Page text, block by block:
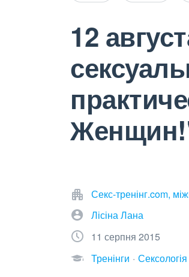
12
Секс-тренінг.com,
Лісіна Лана
11 серпня 2015
Тренінги
Сексологія